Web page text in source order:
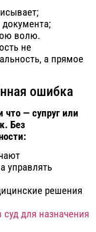
волю.
не
а прямое
ошибка
что — супруг или
Без
управлять
решения
для назначения